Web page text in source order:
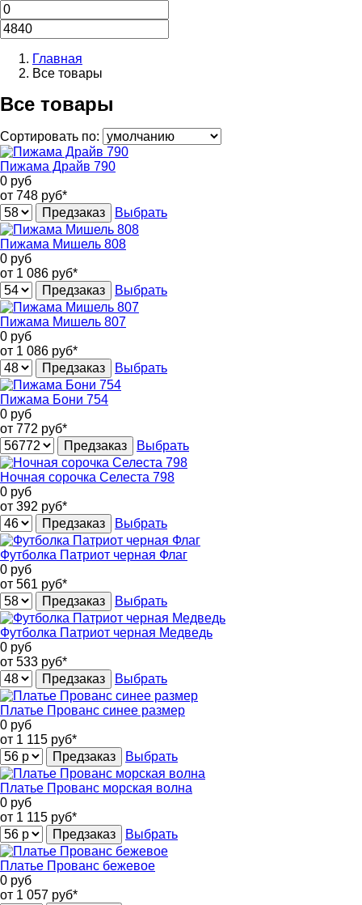
Главная
Все товары
Все товары
Сортировать по:
Пижама Драйв 790
0 руб
от 748 руб*
Предзаказ
Выбрать
Пижама Мишель 808
0 руб
от 1 086 руб*
Предзаказ
Выбрать
Пижама Мишель 807
0 руб
от 1 086 руб*
Предзаказ
Выбрать
Пижама Бони 754
0 руб
от 772 руб*
Предзаказ
Выбрать
Ночная сорочка Селеста 798
0 руб
от 392 руб*
Предзаказ
Выбрать
Футболка Патриот черная Флаг
0 руб
от 561 руб*
Предзаказ
Выбрать
Футболка Патриот черная Медведь
0 руб
от 533 руб*
Предзаказ
Выбрать
Платье Прованс синее размер
0 руб
от 1 115 руб*
Предзаказ
Выбрать
Платье Прованс морская волна
0 руб
от 1 115 руб*
Предзаказ
Выбрать
Платье Прованс бежевое
0 руб
от 1 057 руб*